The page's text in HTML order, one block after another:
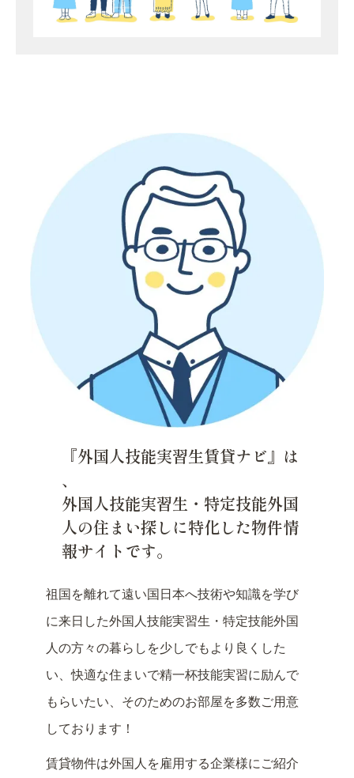
『外国人技能実習生賃貸ナビ』は
、
外国人技能実習生・特定技能外国
人の住まい探しに特化した物件情
報サイトです。
祖国を離れて遠い国日本へ技術や知識を学び
に来日した外国人技能実習生・特定技能外国
人の方々の暮らしを少しでもより良くした
い、快適な住まいで精一杯技能実習に励んで
もらいたい、そのためのお部屋を多数ご用意
しております！
賃貸物件は外国人を雇用する企業様にご紹介